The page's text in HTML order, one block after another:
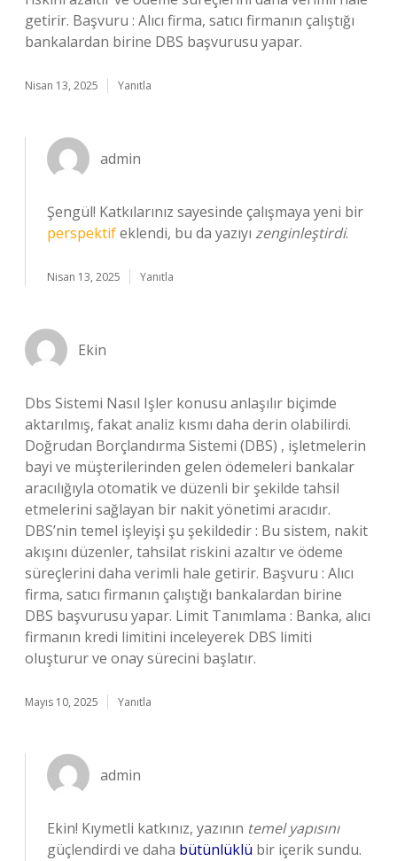
getirir. Başvuru : Alıcı firma, satıcı firmanın çalıştığı
bankalardan birine DBS başvurusu yapar.
Nisan 13, 2025 Yanıtla
admin
Şengül! Katkılarınız sayesinde çalışmaya yeni bir
perspektifeklendi, bu da yazıyı zenginleştirdi.
Nisan 13, 2025 Yanıtla
Ekin
Dbs Sistemi Nasıl Işler konusu anlaşılır biçimde
aktarılmış, fakat analiz kısmı daha derin olabilirdi.
Doğrudan Borçlandırma Sistemi (DBS) , işletmelerin
bayi ve müşterilerinden gelen ödemeleri bankalar
aracılığıyla otomatik ve düzenli bir şekilde tahsil
etmelerini sağlayan bir nakit yönetimi aracıdır.
DBS’nin temel işleyişi şu şekildedir : Bu sistem, nakit
akışını düzenler, tahsilat riskini azaltır ve ödeme
süreçlerini daha verimli hale getirir. Başvuru : Alıcı
firma, satıcı firmanın çalıştığı bankalardan birine
DBS başvurusu yapar. Limit Tanımlama : Banka, alıcı
firmanın kredi limitini inceleyerek DBS limiti
oluşturur ve onay sürecini başlatır.
Mayıs 10, 2025 Yanıtla
admin
Ekin! Kıymetli katkınız, yazının temel yapısını
güçlendirdi ve daha bütünlüklü bir içerik sundu.